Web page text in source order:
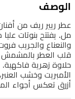
البرتقال
والليمون
والكشمش
الأسود
والنعناع
والجريب
الوصف
مل. يفتتح بنوتات
والنعناع والجريب
قلب العطر بالمشمش
حلاوة زهرية فاكهية.
الأمبريت وخشب
أزرق تعكس أجواء